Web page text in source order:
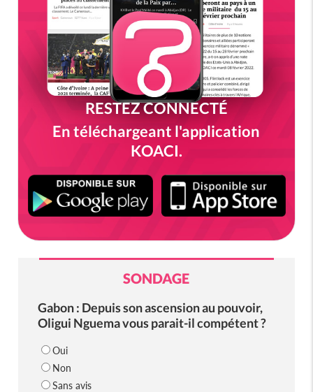
RESTEZ CONNECTÉ
En téléchargeant l'application
KOACI.
SONDAGE
Gabon : Depuis son ascension au pouvoir,
Oligui Nguema vous parait-il compétent ?
Oui
Non
Sans avis